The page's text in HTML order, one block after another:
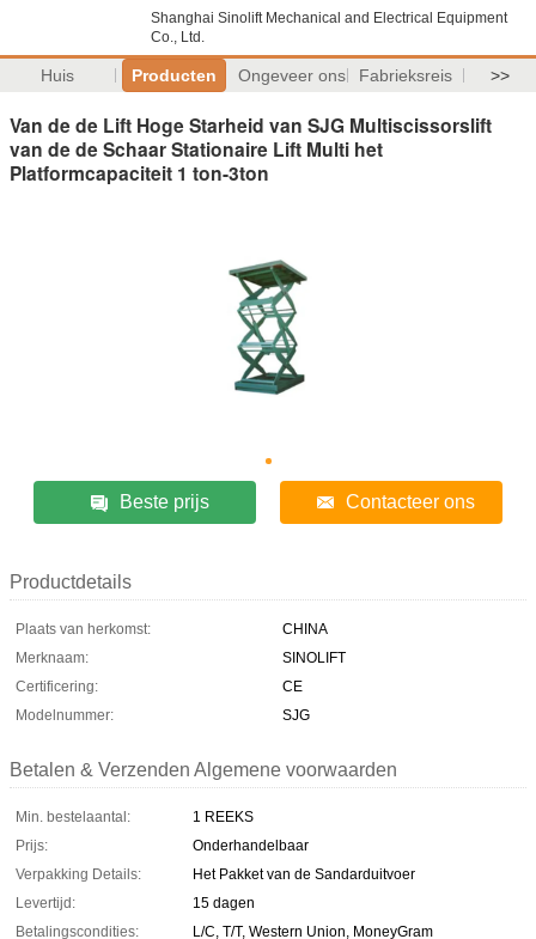
Shanghai Sinolift Mechanical and Electrical Equipment
Co., Ltd.
Huis Producten Ongeveer ons Fabrieksreis >>
Van de de Lift Hoge Starheid van SJG Multiscissorslift
van de de Schaar Stationaire Lift Multi het
Platformcapaciteit 1 ton-3ton
Beste prijs Contacteer ons
Productdetails
Plaats van herkomst:
CHINA
Merknaam:
SINOLIFT
Certificering:
CE
Modelnummer:
SJG
Betalen & Verzenden Algemene voorwaarden
Min. bestelaantal:
1 REEKS
Prijs:
Onderhandelbaar
Verpakking Details:
Het Pakket van de Sandarduitvoer
Levertijd:
15 dagen
Betalingscondities:
L/C, T/T, Western Union, MoneyGram